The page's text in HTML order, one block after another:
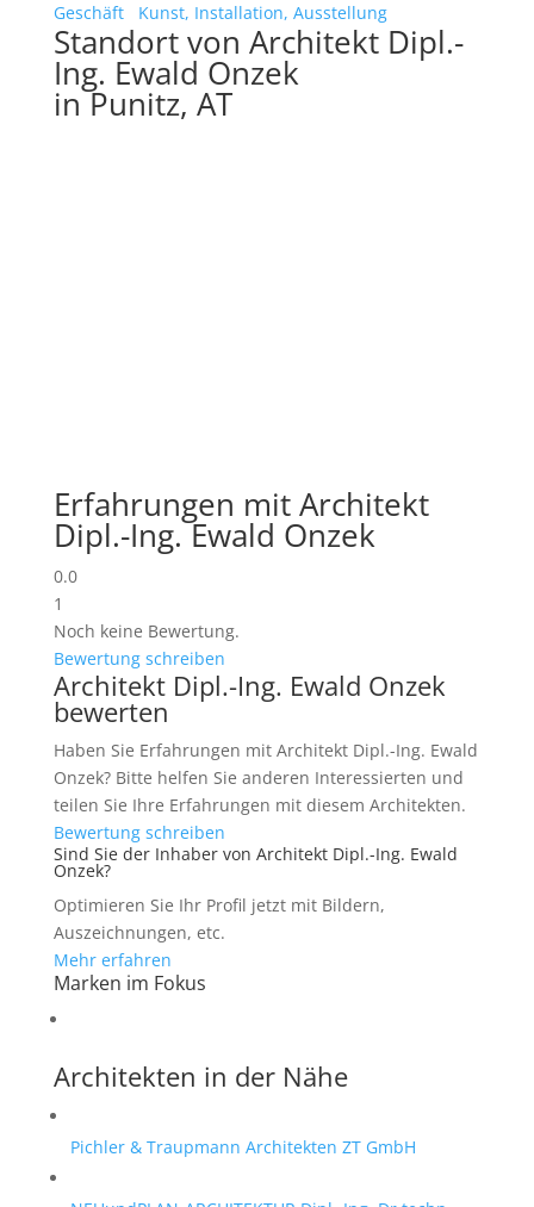
Geschäft
Kunst, Installation, Ausstellung
Standort von Architekt Dipl.-
Ing. Ewald Onzek
in Punitz, AT
Erfahrungen mit Architekt
Dipl.-Ing. Ewald Onzek
0.0
1
Noch keine Bewertung.
Bewertung schreiben
Architekt Dipl.-Ing. Ewald Onzek
bewerten
Haben Sie Erfahrungen mit Architekt Dipl.-Ing. Ewald
Onzek? Bitte helfen Sie anderen Interessierten und
teilen Sie Ihre Erfahrungen mit diesem Architekten.
Bewertung schreiben
Sind Sie der Inhaber von Architekt Dipl.-Ing. Ewald
Onzek?
Optimieren Sie Ihr Profil jetzt mit Bildern,
Auszeichnungen, etc.
Mehr erfahren
Marken im Fokus
Architekten in der Nähe
Pichler & Traupmann Architekten ZT GmbH